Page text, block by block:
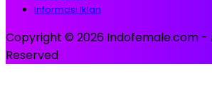
Informasi Iklan
Copyright © 2026 Indofemale.com -
Reserved